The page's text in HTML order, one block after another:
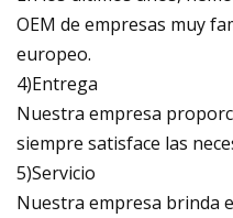
OEM de empresas muy
europeo.
4)Entrega
Nuestra empresa
siempre satisface las
5)Servicio
Nuestra empresa brinda